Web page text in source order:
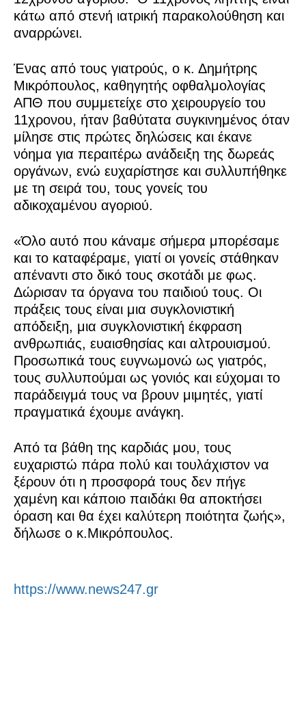
κάτω από στενή ιατρική παρακολούθηση και
αναρρώνει.
Ένας από τους γιατρούς, ο κ. Δημήτρης
Μικρόπουλος, καθηγητής οφθαλμολογίας
ΑΠΘ που συμμετείχε στο χειρουργείο του
11χρονου, ήταν βαθύτατα συγκινημένος όταν
μίλησε στις πρώτες δηλώσεις και έκανε
νόημα για περαιτέρω ανάδειξη της δωρεάς
οργάνων, ενώ ευχαρίστησε και συλλυπήθηκε
με τη σειρά του, τους γονείς του
αδικοχαμένου αγοριού.
«Όλο αυτό που κάναμε σήμερα μπορέσαμε
και το καταφέραμε, γιατί οι γονείς στάθηκαν
απέναντι στο δικό τους σκοτάδι με φως.
Δώρισαν τα όργανα του παιδιού τους. Οι
πράξεις τους είναι μια συγκλονιστική
απόδειξη, μια συγκλονιστική έκφραση
ανθρωπιάς, ευαισθησίας και αλτρουισμού.
Προσωπικά τους ευγνωμονώ ως γιατρός,
τους συλλυπούμαι ως γονιός και εύχομαι το
παράδειγμά τους να βρουν μιμητές, γιατί
πραγματικά έχουμε ανάγκη.
Από τα βάθη της καρδιάς μου, τους
ευχαριστώ πάρα πολύ και τουλάχιστον να
ξέρουν ότι η προσφορά τους δεν πήγε
χαμένη και κάποιο παιδάκι θα αποκτήσει
όραση και θα έχει καλύτερη ποιότητα ζωής»,
δήλωσε ο κ.Μικρόπουλος.
https://www.news247.gr